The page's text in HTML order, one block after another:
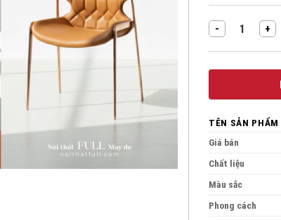
TÊN SẢN PHẨM
Giá bán
Chất liệu
Màu sắc
Phong cách